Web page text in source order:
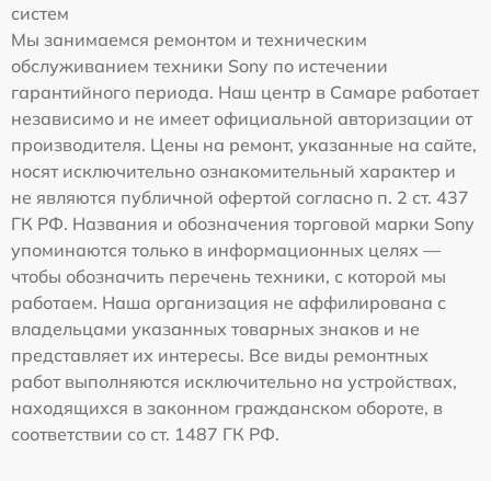
систем
Мы занимаемся ремонтом и техническим
обслуживанием техники Sony по истечении
гарантийного периода. Наш центр в Самаре работает
независимо и не имеет официальной авторизации от
производителя. Цены на ремонт, указанные на сайте,
носят исключительно ознакомительный характер и
не являются публичной офертой согласно п. 2 ст. 437
ГК РФ. Названия и обозначения торговой марки Sony
упоминаются только в информационных целях —
чтобы обозначить перечень техники, с которой мы
работаем. Наша организация не аффилирована с
владельцами указанных товарных знаков и не
представляет их интересы. Все виды ремонтных
работ выполняются исключительно на устройствах,
находящихся в законном гражданском обороте, в
соответствии со ст. 1487 ГК РФ.